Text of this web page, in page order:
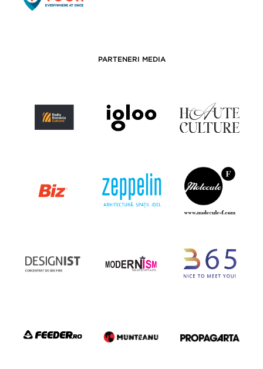
PARTENERI MEDIA